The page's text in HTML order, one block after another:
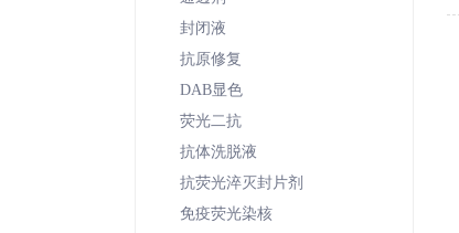
封闭液
抗原修复
DAB显色
荧光二抗
抗体洗脱液
抗荧光淬灭封片剂
免疫荧光染核